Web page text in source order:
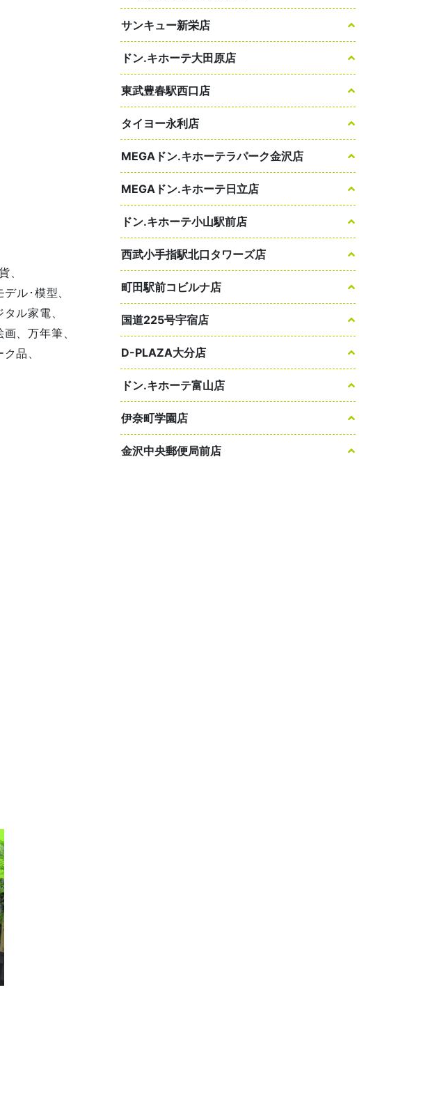
、
ル･模型、
ル家電、
、万年筆、
品、
サンキュー新栄店
ドン.キホーテ大田原店
東武豊春駅西口店
タイヨー永利店
MEGAドン.キホーテラパーク金沢店
MEGAドン.キホーテ日立店
ドン.キホーテ小山駅前店
西武小手指駅北口タワーズ店
町田駅前コビルナ店
国道225号宇宿店
D-PLAZA大分店
ドン.キホーテ富山店
伊奈町学園店
金沢中央郵便局前店